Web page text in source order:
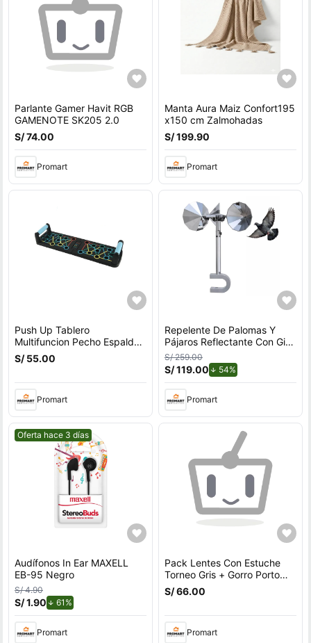
Parlante Gamer Havit RGB
GAMENOTE SK205 2.0
S/ 74.00
Promart
Manta Aura Maiz Confort195
x150 cm Zalmohadas
S/ 199.90
Promart
Push Up Tablero
Multifuncion Pecho Espalda
Hombros Triceps
S/ 55.00
Promart
Repelente De Palomas Y
Pájaros Reflectante Con Giro
Por Viento Para Exteriores
Con Soporte en U
S/ 259.00
S/ 119.00 54%de descuento.
Promart
Mejor precio.
Oferta hace 3 días
Audífonos In Ear MAXELL
EB-95 Negro
S/ 4.90
S/ 1.90 61%
Promart
Pack Lentes Con Estuche
Torneo Gris + Gorro Porto
Fucsia
S/ 66.00
Promart